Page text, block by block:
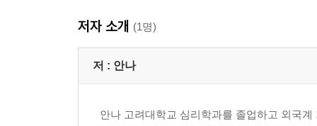
저자 소개 (1명)
저 : 안나
안나 고려대학교 심리학과를 졸업하고 외국